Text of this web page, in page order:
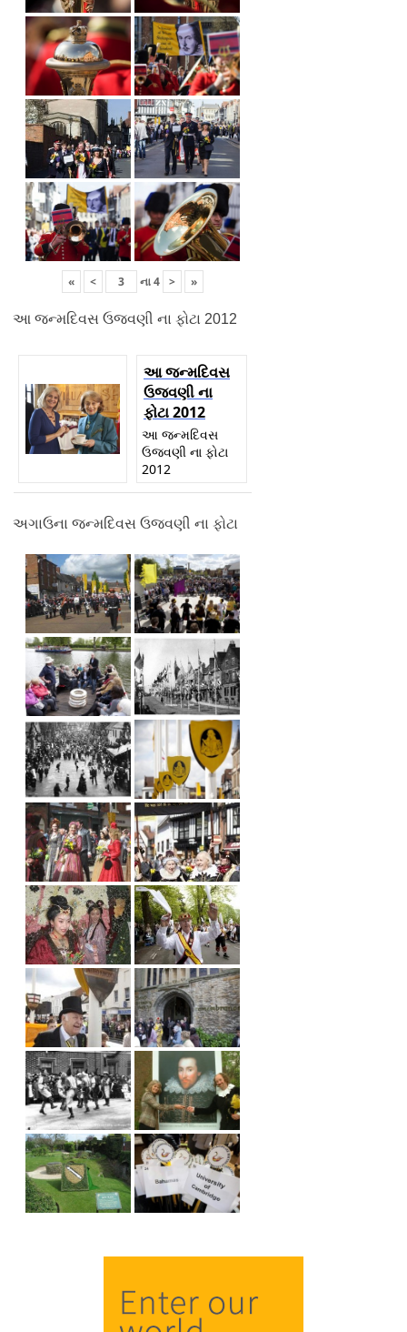
« < ના4 > »
આ જન્મદિવસ ઉજવણી ના ફોટા 2012
આ જન્મદિવસ
ઉજવણી ના
ફોટા 2012
આ જન્મદિવસ
ઉજવણી ના ફોટા
2012
અગાઉના જન્મદિવસ ઉજવણી ના ફોટા